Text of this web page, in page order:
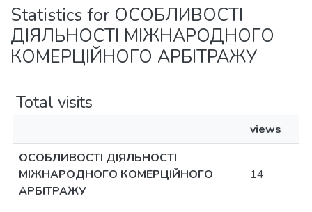
Collections
All of DSpace
Statistics for ОСОБЛИВОСТІ
ДІЯЛЬНОСТІ МІЖНАРОДНОГО
КОМЕРЦІЙНОГО АРБІТРАЖУ
Total visits
views
ОСОБЛИВОСТІ ДІЯЛЬНОСТІ
МІЖНАРОДНОГО КОМЕРЦІЙНОГО
АРБІТРАЖУ
14